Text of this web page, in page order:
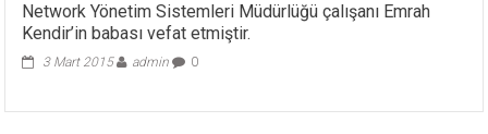
Network Yönetim Sistemleri Müdürlüğü çalışanı Emrah
Kendir’in babası vefat etmiştir.
3 Mart 2015 admin 0